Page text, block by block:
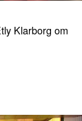
Klarborg om